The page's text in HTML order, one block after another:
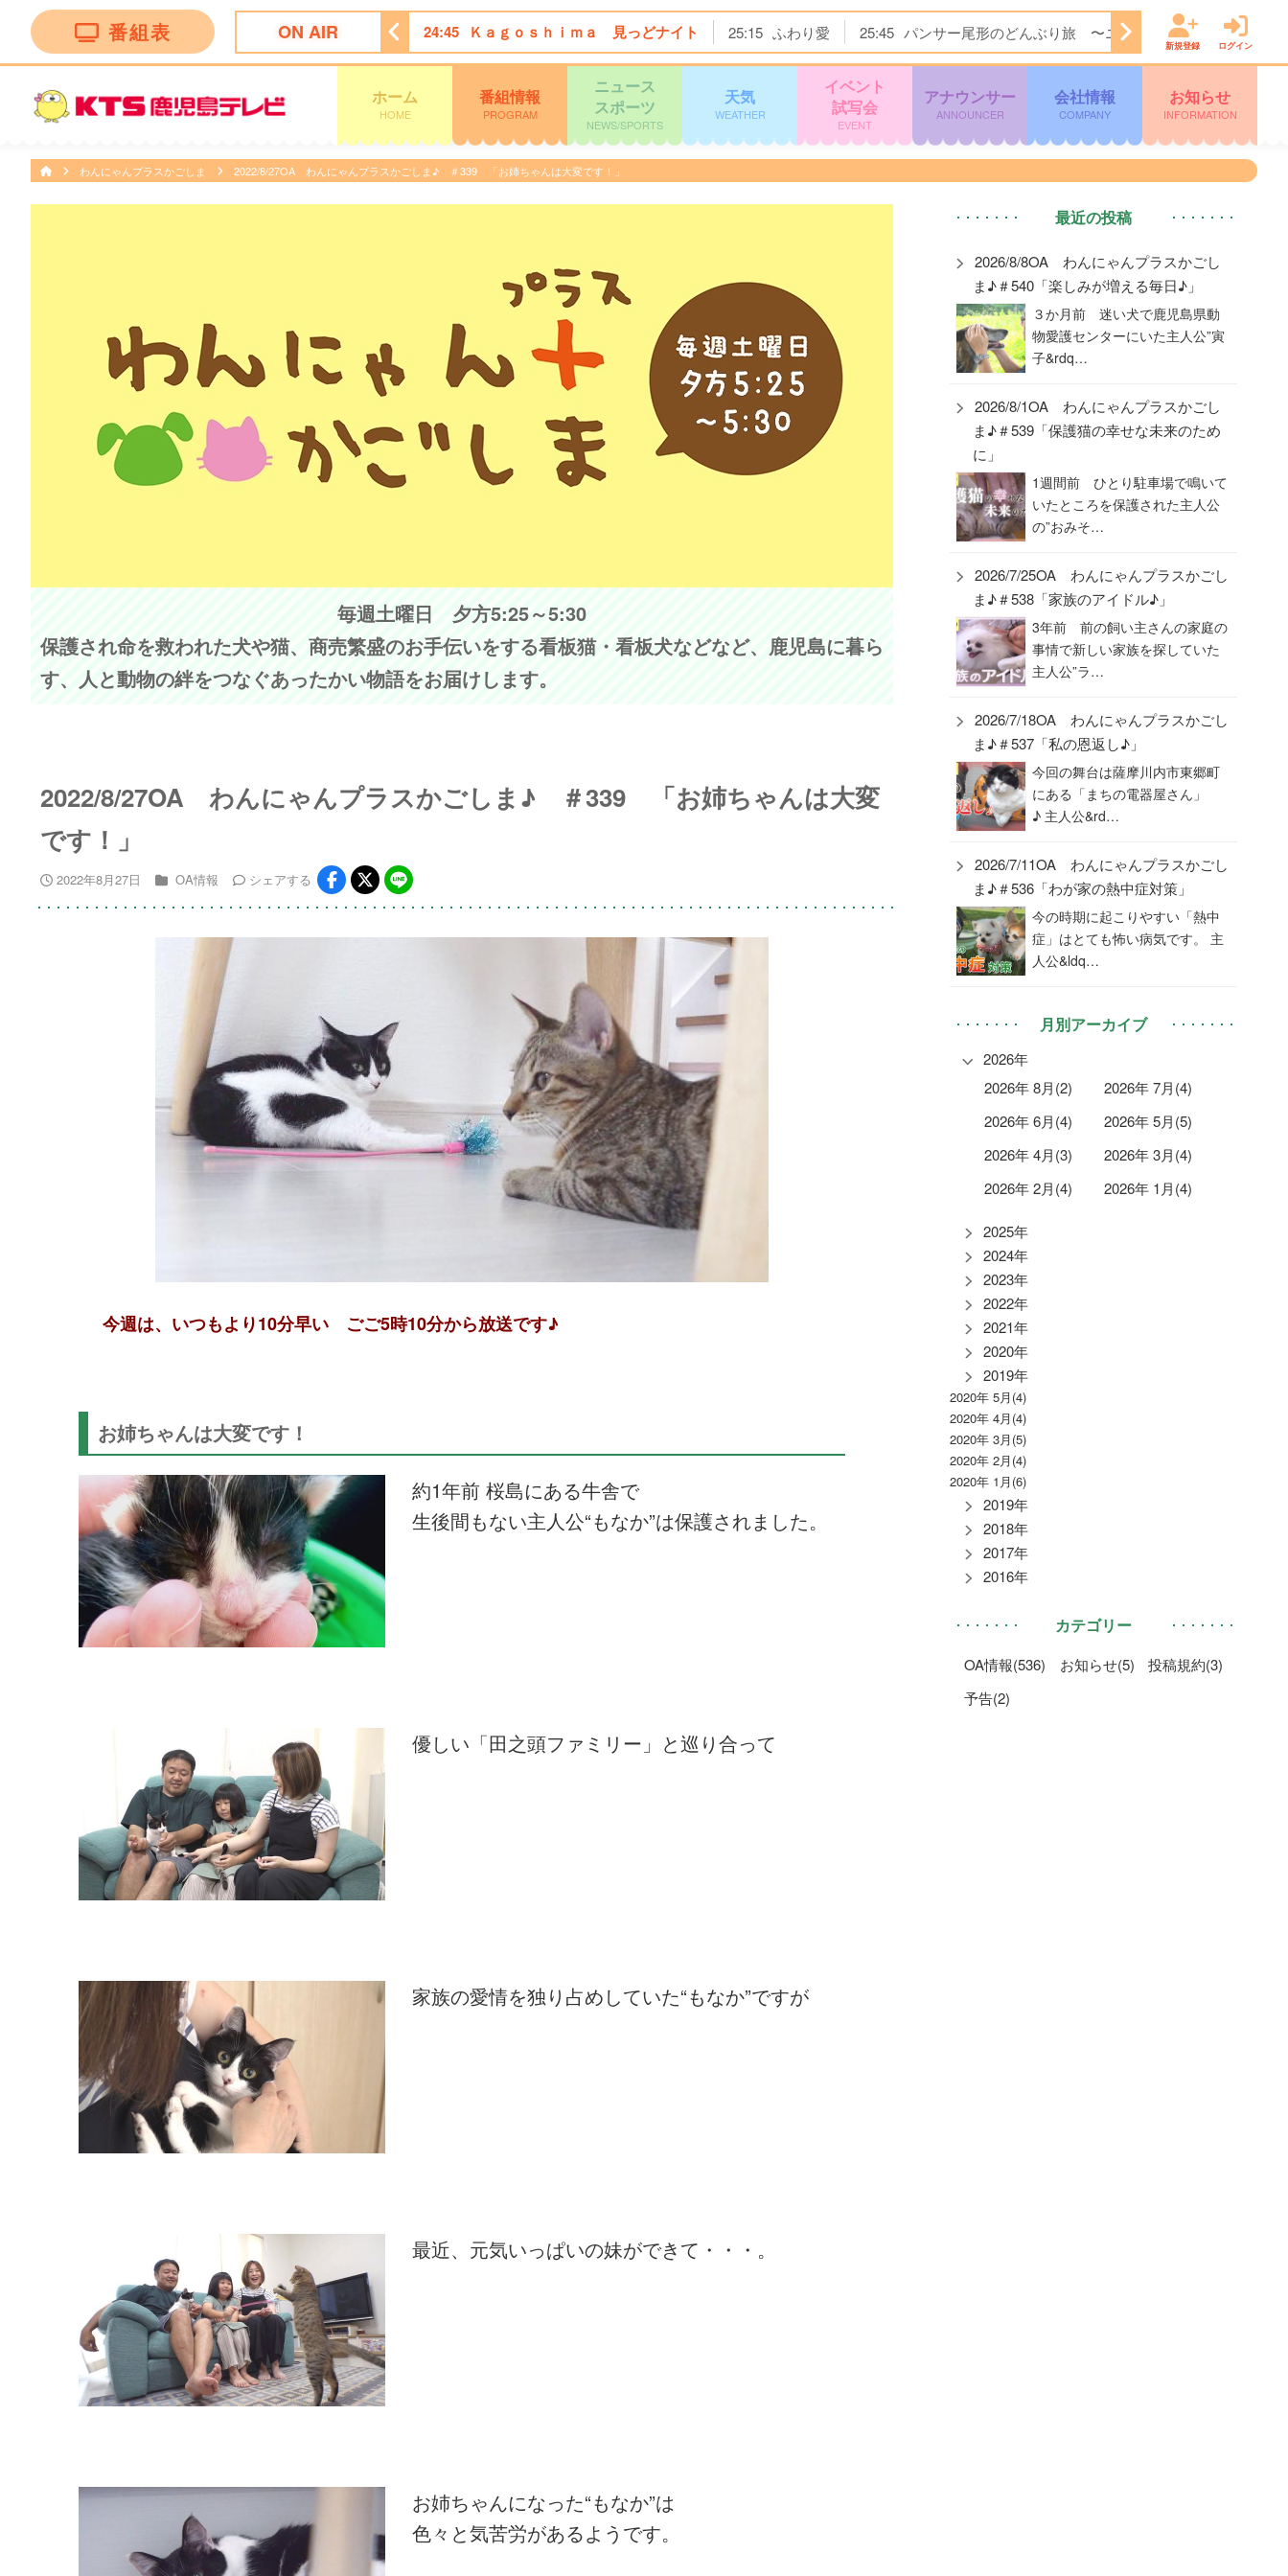
番組表 ON AIR
２〜ル・モンドゥ〜 ＦＮＮニュース＆スポーツ 24:45 Ｋａｇｏｓｈｉｍａ 見っどナイト 25:15 ふわり愛 25:45 パンサー尾形のどんぶり旅 〜ニッポンのうまい！にサン
新規登録 ログイン
ホーム
HOME
番組情報
PROGRAM
ニュース
スポーツ
NEWS/SPORTS
天気
WEATHER
イベント
試写会
EVENT
アナウンサー
ANNOUNCER
会社情報
COMPANY
お知らせ
INFORMATION
わんにゃんプラスかごしま 2022/8/27OA わんにゃんプラスかごしま♪ ＃339 「お姉ちゃんは大変です！」
毎週土曜日 夕方5:25～5:30
保護され命を救われた犬や猫、商売繁盛のお手伝いをする看板猫・看板犬などなど、鹿児島に暮ら
す、人と動物の絆をつなぐあったかい物語をお届けします。
2022/8/27OA わんにゃんプラスかごしま♪ ＃339 「お姉ちゃんは大変
です！」
2022年8月27日 OA情報 シェアする
今週は、いつもより10分早い ごご5時10分から放送です♪
お姉ちゃんは大変です！
約1年前 桜島にある牛舎で
生後間もない主人公“もなか”は保護されました。
優しい「田之頭ファミリー」と巡り合って
家族の愛情を独り占めしていた“もなか”ですが
最近、元気いっぱいの妹ができて・・・。
お姉ちゃんになった“もなか”は
色々と気苦労があるようです。
最近の投稿
2026/8/8OA わんにゃんプラスかごし
ま♪＃540「楽しみが増える毎日♪」
３か月前 迷い犬で鹿児島県動
物愛護センターにいた主人公”寅
子&rdq…
2026/8/1OA わんにゃんプラスかごし
ま♪＃539「保護猫の幸せな未来のため
に」
1週間前 ひとり駐車場で鳴いて
いたところを保護された主人公
の”おみそ…
2026/7/25OA わんにゃんプラスかごし
ま♪＃538「家族のアイドル♪」
3年前 前の飼い主さんの家庭の
事情で新しい家族を探していた
主人公”ラ…
2026/7/18OA わんにゃんプラスかごし
ま♪＃537「私の恩返し♪」
今回の舞台は薩摩川内市東郷町
にある「まちの電器屋さん」
♪ 主人公&rd…
2026/7/11OA わんにゃんプラスかごし
ま♪＃536「わが家の熱中症対策」
今の時期に起こりやすい「熱中
症」はとても怖い病気です。 主
人公&ldq…
月別アーカイブ
2026年
2026年 8月(2)
2026年 7月(4)
2026年 6月(4)
2026年 5月(5)
2026年 4月(3)
2026年 3月(4)
2026年 2月(4)
2026年 1月(4)
2025年
2024年
2023年
2022年
2021年
2020年
2019年
2020年 5月(4)
2020年 4月(4)
2020年 3月(5)
2020年 2月(4)
2020年 1月(6)
2019年
2018年
2017年
2016年
カテゴリー
OA情報(536) お知らせ(5)
投稿規約(3)
予告(2)